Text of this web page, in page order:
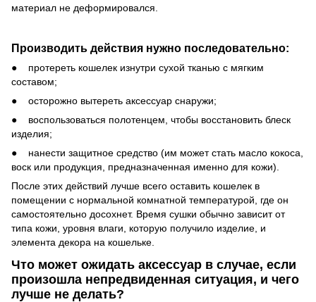
материал не деформировался.
Производить действия нужно последовательно:
● протереть кошелек изнутри сухой тканью с мягким
составом;
● осторожно вытереть аксессуар снаружи;
● воспользоваться полотенцем, чтобы восстановить блеск
изделия;
● нанести защитное средство (им может стать масло кокоса,
воск или продукция, предназначенная именно для кожи).
После этих действий лучше всего оставить кошелек в
помещении с нормальной комнатной температурой, где он
самостоятельно досохнет. Время сушки обычно зависит от
типа кожи, уровня влаги, которую получило изделие, и
элемента декора на кошельке.
Что может ожидать аксессуар в случае, если
произошла непредвиденная ситуация, и чего
лучше не делать?